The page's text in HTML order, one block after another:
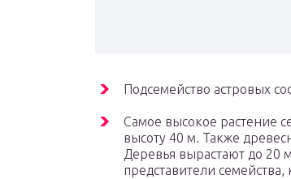
Подсемейство астровых
Самое высокое растение
высоту 40 м. Также
Деревья вырастают до 20
представители